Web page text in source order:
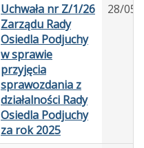
Uchwała nr Z/1/26
Zarządu Rady
Osiedla Podjuchy
w sprawie
przyjęcia
sprawozdania z
działalności Rady
Osiedla Podjuchy
za rok 2025
28/05/